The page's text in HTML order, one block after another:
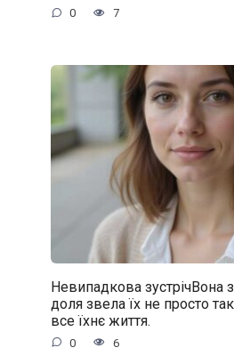
0 7
Невипадкова зустрічВона
доля звела їх не просто
все їхнє життя.
0 6